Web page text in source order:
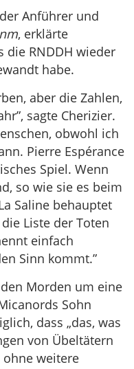
Anführer und
, erklärte
die RNDDH wieder
habe.
aber die Zahlen,
sagte Cherizier.
obwohl ich
Pierre Espérance
Spiel. Wenn
so wie sie es beim
Saline behauptet
Liste der Toten
einfach
Sinn kommt.”
Morden um eine
Sohn
dass „das, was
von Übeltätern
ohne weitere